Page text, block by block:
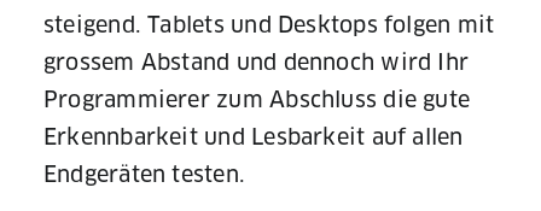
steigend. Tablets und Desktops folgen mit
grossem Abstand und dennoch wird Ihr
Programmierer zum Abschluss die gute
Erkennbarkeit und Lesbarkeit auf allen
Endgeräten testen.